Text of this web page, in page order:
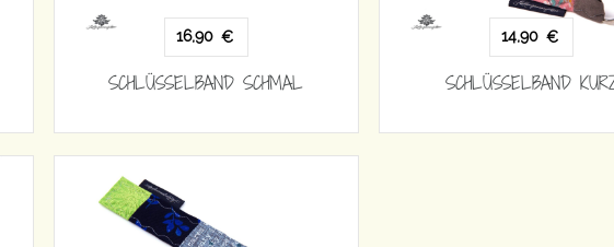
16,90 €
SCHLÜSSELBAND SCHMAL
14,90 €
SCHLÜSSELBAND